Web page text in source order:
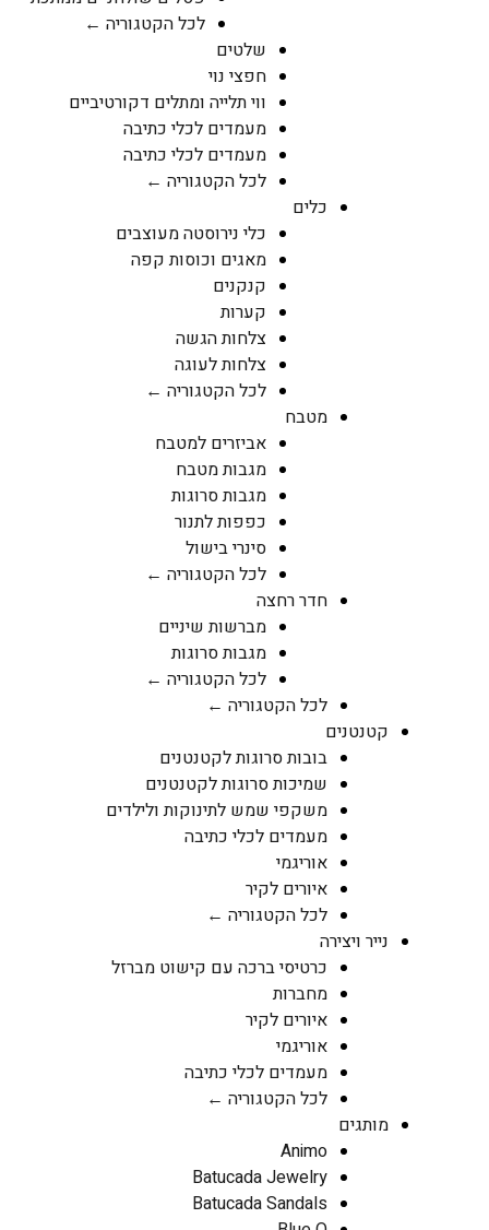
לכל הקטגוריה ←
שלטים
חפצי נוי
ווי תלייה ומתלים דקורטיביים
מעמדים לכלי כתיבה
מעמדים לכלי כתיבה
לכל הקטגוריה ←
כלים
כלי נירוסטה מעוצבים
מאגים וכוסות קפה
קנקנים
קערות
צלחות הגשה
צלחות לעוגה
לכל הקטגוריה ←
מטבח
אביזרים למטבח
מגבות מטבח
מגבות סרוגות
כפפות לתנור
סינרי בישול
לכל הקטגוריה ←
חדר רחצה
מברשות שיניים
מגבות סרוגות
לכל הקטגוריה ←
לכל הקטגוריה ←
קטנטנים
בובות סרוגות לקטנטנים
שמיכות סרוגות לקטנטנים
משקפי שמש לתינוקות ולילדים
מעמדים לכלי כתיבה
אוריגמי
איורים לקיר
לכל הקטגוריה ←
נייר ויצירה
כרטיסי ברכה עם קישוט מברזל
מחברות
איורים לקיר
אוריגמי
מעמדים לכלי כתיבה
לכל הקטגוריה ←
מותגים
Animo
Batucada Jewelry
Batucada Sandals